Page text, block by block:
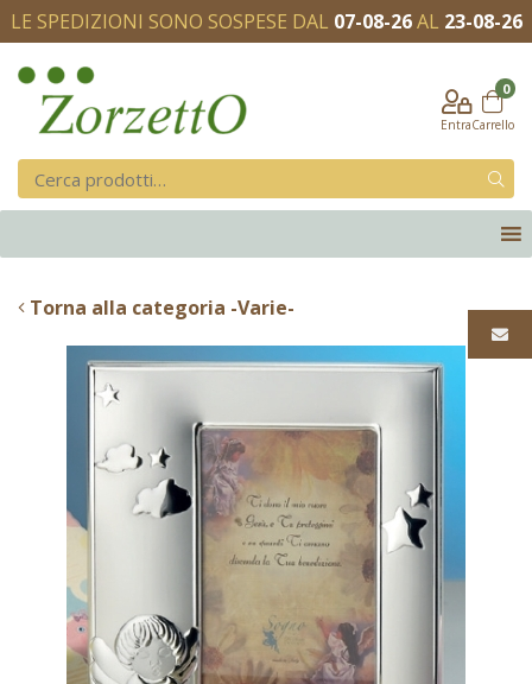
LE SPEDIZIONI SONO SOSPESE DAL 07-08-26AL 23-08-26
Entra
0
Carrello
Torna alla categoria -Varie-